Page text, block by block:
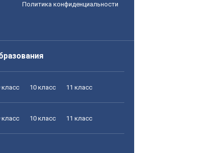
Политика конфиденциальности
класс 10 класс 11 класс
класс 10 класс 11 класс